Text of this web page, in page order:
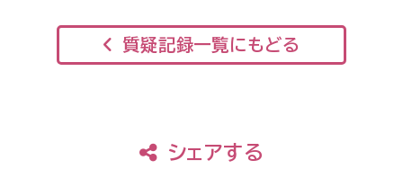
質疑記録一覧にもどる
シェアする